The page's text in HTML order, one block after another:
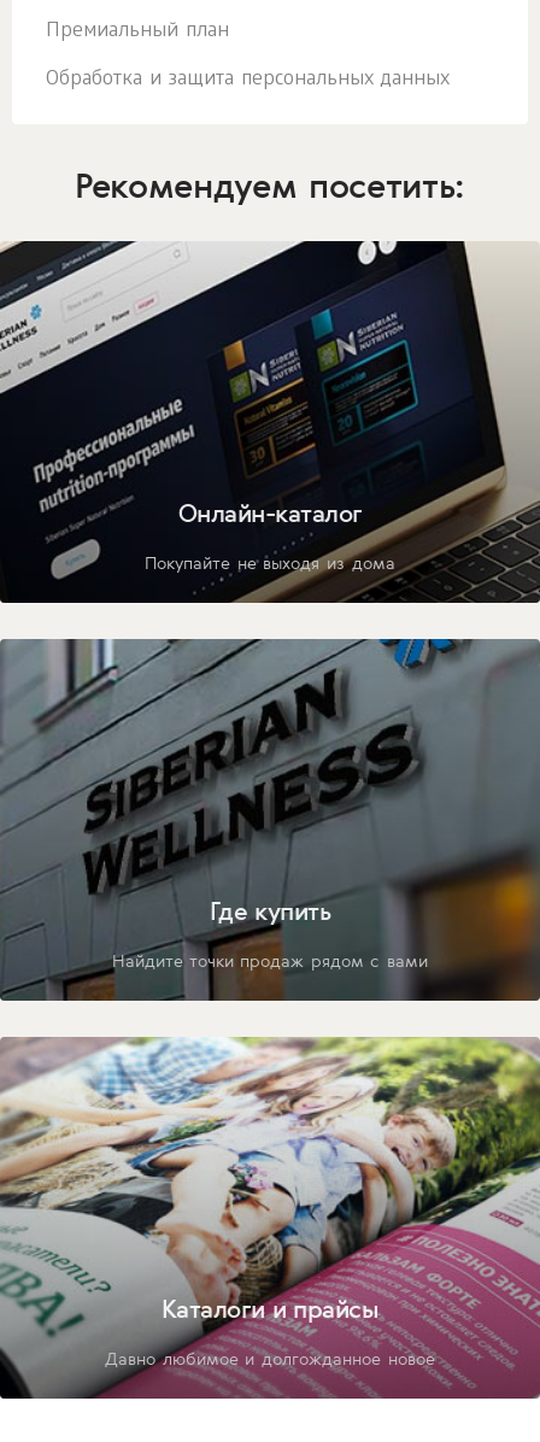
Премиальный план
Обработка и защита персональных данных
Рекомендуем посетить:
Онлайн-каталог
Покупайте не выходя из дома
Где купить
Найдите точки продаж рядом с вами
Каталоги и прайсы
Давно любимое и долгожданное новое